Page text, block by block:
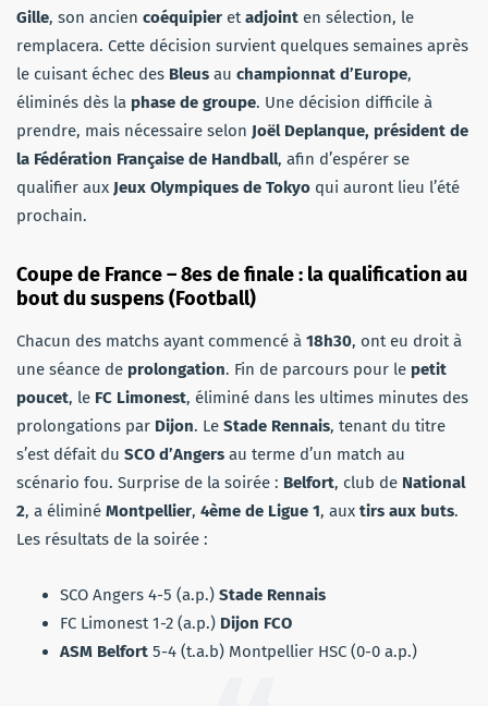
Gille, son ancien coéquipier etadjoint en sélection, le
remplacera. Cette décision survient quelques semaines après
le cuisant échec des Bleus au championnat d’Europe,
éliminés dès la phase de groupe. Une décision difficile à
prendre, mais nécessaire selon Joël Deplanque, président de
la Fédération Française de Handball, afin d’espérer se
qualifier aux Jeux Olympiques de Tokyo qui auront lieu l’été
prochain.
Coupe de France – 8es de finale : la qualification au
bout du suspens (Football)
Chacun des matchs ayant commencé à 18h30, ont eu droit à
une séance de prolongation. Fin de parcours pour le petit
poucet, le FC Limonest, éliminé dans les ultimes minutes des
prolongations par Dijon. Le Stade Rennais, tenant du titre
s’est défait du SCO d’Angers au terme d’un match au
scénario fou. Surprise de la soirée : Belfort, club de National
2, a éliminé Montpellier, 4ème de Ligue 1, aux tirs aux buts.
Les résultats de la soirée :
SCO Angers 4-5 (a.p.) Stade Rennais
FC Limonest 1-2 (a.p.) Dijon FCO
ASM Belfort 5-4 (t.a.b) Montpellier HSC (0-0 a.p.)